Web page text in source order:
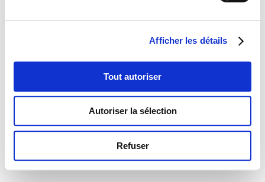
Afficher les détails
Tout autoriser
Autoriser la sélection
Refuser